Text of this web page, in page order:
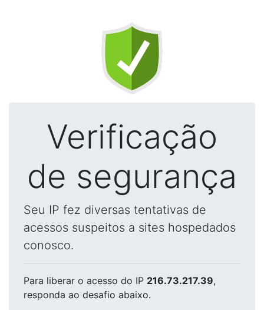
Verificação
de segurança
Seu IP fez diversas tentativas de
acessos suspeitos a sites hospedados
conosco.
Para liberar o acesso do IP 216.73.217.39,
responda ao desafio abaixo.